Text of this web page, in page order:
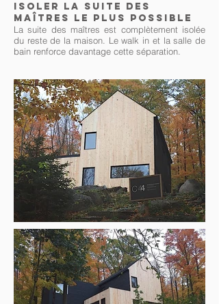
isoler la suite des
maîtres le plus possible
La suite des maîtres est complètement isolée
du reste de la maison. Le walk in et la salle de
bain renforce davantage cette séparation.